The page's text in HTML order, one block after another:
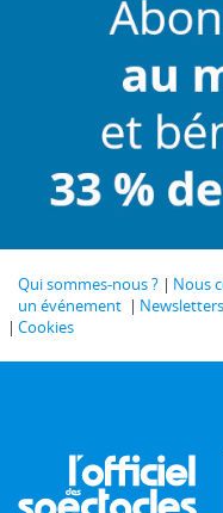
Qui sommes-nous ? Nous
un événement
Newsletters
Cookies